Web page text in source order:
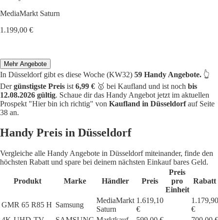
MediaMarkt Saturn
1.199,00 €
Mehr Angebote
In Düsseldorf gibt es diese Woche (KW32) 59 Handy Angebote. 👆
Dergünstigste Preis ist 6,99 € 🥇 bei Kaufland und ist noch bis
12.08.2026 gültig. Schaue dir das Handy Angebot jetzt im aktuellen
Prospekt "Hier bin ich richtig" von Kaufland in Düsseldorfauf Seite
38 an.
Handy Preis in Düsseldorf
Vergleiche alle Handy Angebote in Düsseldorf miteinander, finde den
höchsten Rabatt und spare bei deinem nächsten Einkauf bares Geld.
Produkt Marke Händler Preis
Preis
pro
Einheit
Rabatt
GMR 65 R85 H Samsung
MediaMarkt
Saturn
1.619,10
€
1.179,90
€